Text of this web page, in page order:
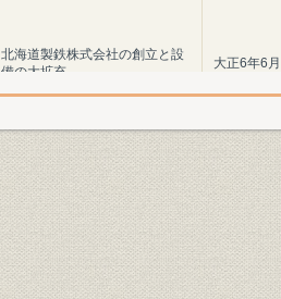
北海道製鉄株式会社の創立と設
備の大拡充
大正6年6
苦難の道を越えて 大正8年~
アムスラー万能試験機